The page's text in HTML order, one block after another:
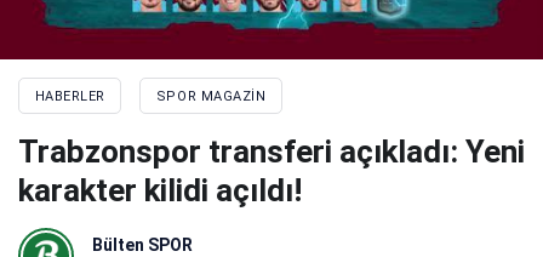
HABERLER SPOR MAGAZIN
Trabzonspor transferi açıkladı: Yeni
karakter kilidi açıldı!
Bülten SPOR